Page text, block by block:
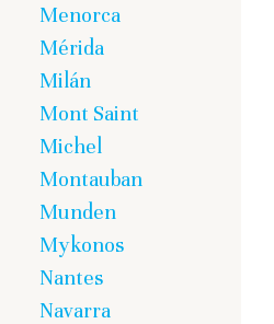
Menorca
Mérida
Milán
Mont Saint
Michel
Montauban
Munden
Mykonos
Nantes
Navarra